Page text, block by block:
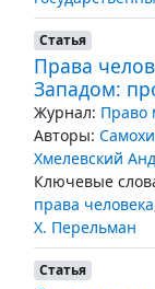
Статья
Права
Западом:
Журнал: Право
Авторы:
Хмелевский
Ключевые
права человека
Х. Перельман
Статья